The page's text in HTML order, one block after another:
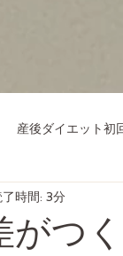
産後ダイエット初
がつ
了時間: 3分